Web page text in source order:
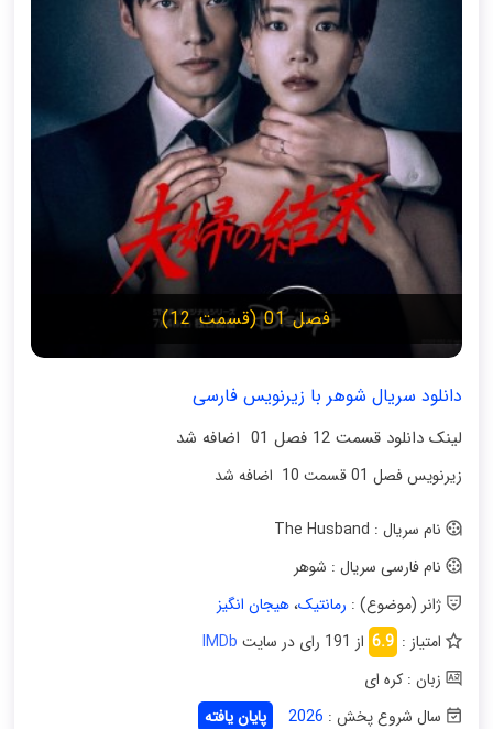
فصل 01 (قسمت 12)
دانلود سریال شوهر با زیرنویس فارسی
لینک دانلود قسمت 12 فصل 01 اضافه شد
زیرنویس فصل 01 قسمت 10 اضافه شد
نام سریال : The Husband
نام فارسی سریال : شوهر
ژانر (موضوع) : رمانتیک،هیجان انگیز
امتیاز : 6.9 از 191 رای در سایت
IMDb
زبان : کره ای
سال شروع پخش : 2026 پایان یافته